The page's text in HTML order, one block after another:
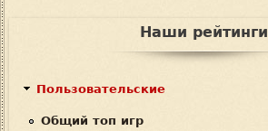
Наши рейтинги
Пользовательские
Общий топ игр